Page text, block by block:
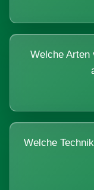
Welche Arten
Welche